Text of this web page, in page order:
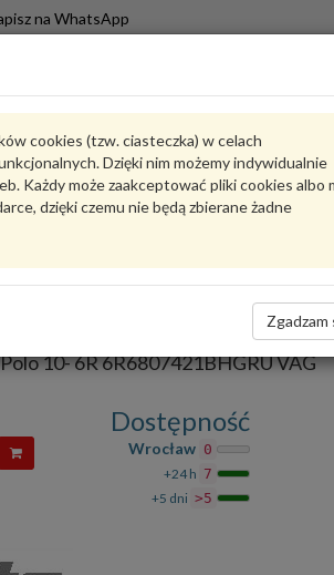
na WhatsApp
cookies (tzw. ciasteczka) w celach
Dzięki nim możemy indywidualnie
Każdy może zaakceptować pliki cookies albo
dzięki czemu nie będą zbierane żadne
Zgadzam
AUDI SEAT SKODA
10- 6R 6R6807421BHGRU VAG
Dostępność
Wrocław 0
+24 h 7
+5 dni >5